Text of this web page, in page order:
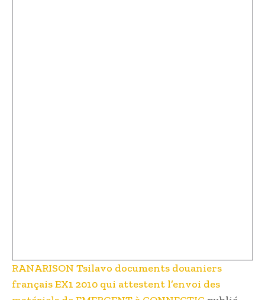
RANARISON Tsilavo documents douaniers
français EX1 2010 qui attestent l’envoi des